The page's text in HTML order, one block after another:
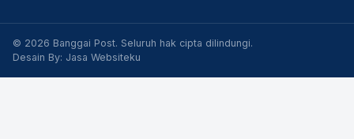
© 2026 Banggai Post. Seluruh hak cipta dilindungi.
Desain By: Jasa Websiteku